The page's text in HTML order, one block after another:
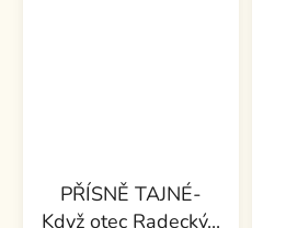
PŘÍSNĚ TAJNÉ-
Když otec Radecký...